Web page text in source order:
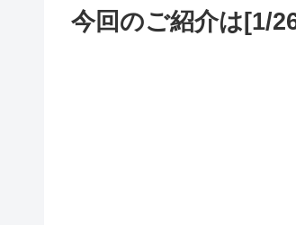
今回のご紹介は[1/